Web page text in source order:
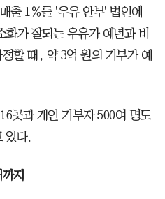
출 1％를 '우유 안부' 법인에
가 잘되는 우유가 예년과 비
할 때, 약 3억 원의 기부가 예
곳과 개인 기부자 500여 명도
있다.
지